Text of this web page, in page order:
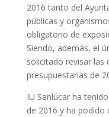
2016 tanto del
públicas y
obligatorio de
Siendo, además, el
solicitado revisar las
presupuestarias de
IU Sanlúcar ha
de 2016 y ha